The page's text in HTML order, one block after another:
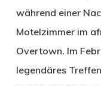
während einer
Motelzimmer im
Overtown. Im
legendäres